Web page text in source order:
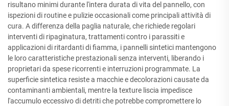
risultano minimi durante l'intera durata di vita del pannello, con
ispezioni di routine e pulizie occasionali come principali attività di
cura. A differenza della paglia naturale, che richiede regolari
interventi di ripaginatura, trattamenti contro i parassiti e
applicazioni di ritardanti di fiamma, i pannelli sintetici mantengono
le loro caratteristiche prestazionali senza interventi, liberando i
proprietari da spese ricorrenti e interruzioni programmate. La
superficie sintetica resiste a macchie e decolorazioni causate da
contaminanti ambientali, mentre la texture liscia impedisce
l'accumulo eccessivo di detriti che potrebbe compromettere lo